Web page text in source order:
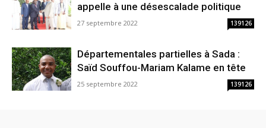
appelle à une désescalade politique
27 septembre 2022 139126
Départementales partielles à Sada :
Saïd Souffou-Mariam Kalame en tête
25 septembre 2022 139126